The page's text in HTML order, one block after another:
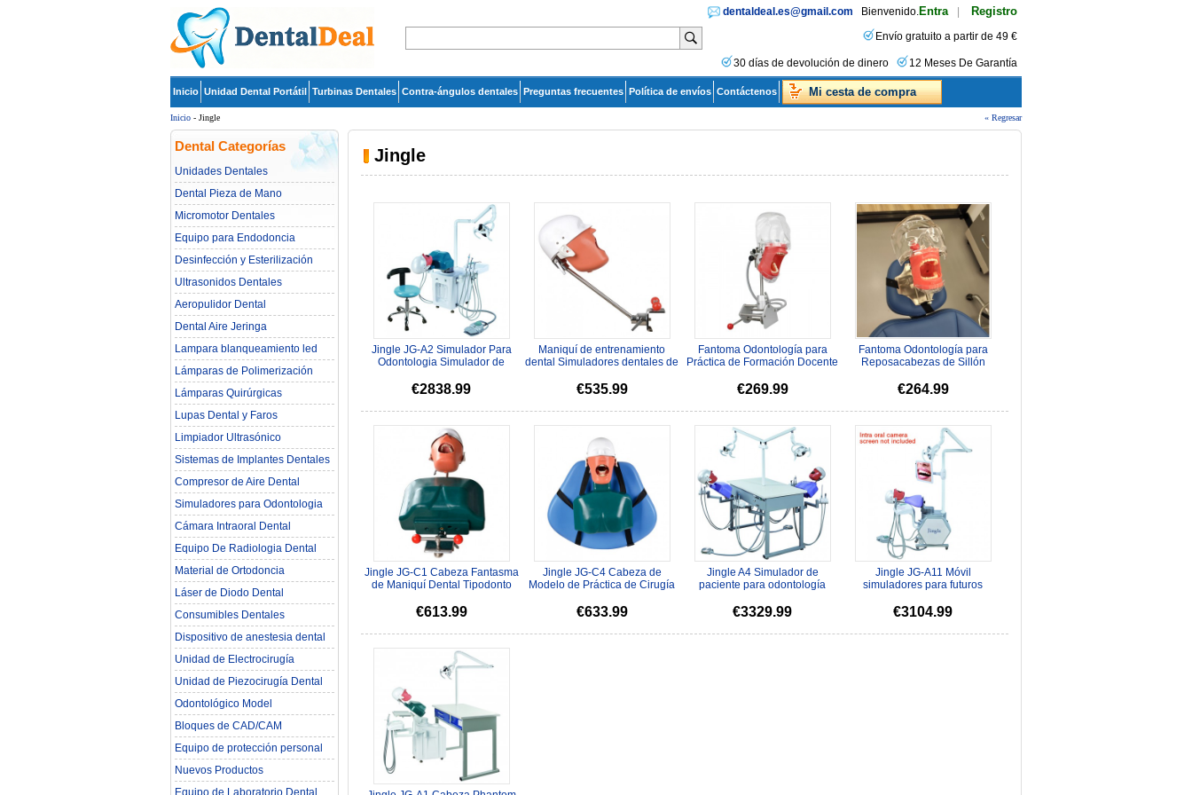
dentaldeal.es@gmail.com Bienvenido.Entra Registro
Envío gratuito a partir de 49 €
30 días de devolución de dinero 12 Meses De Garantía
Inicio Unidad Dental Portátil Turbinas Dentales Contra-ángulos dentales Preguntas frecuentes Política de envíos Contáctenos Mi cesta de compra
Inicio - Jingle « Regresar
Dental Categorías
Unidades Dentales
Dental Pieza de Mano
Micromotor Dentales
Equipo para Endodoncia
Desinfección y Esterilización
Ultrasonidos Dentales
Aeropulidor Dental
Dental Aire Jeringa
Lampara blanqueamiento led
dental
Lámparas de Polimerización
Lámparas Quirúrgicas
Lupas Dental y Faros
Limpiador Ultrasónico
Sistemas de Implantes Dentales
Compresor de Aire Dental
Simuladores para Odontologia
Cámara Intraoral Dental
Equipo De Radiologia Dental‎
Material de Ortodoncia
Láser de Diodo Dental
Consumibles Dentales
Dispositivo de anestesia dental
Unidad de Electrocirugía
Unidad de Piezocirugía Dental
Odontológico Model
Bloques de CAD/CAM
Equipo de protección personal
Nuevos Productos
Equipo de Laboratorio Dental
Jingle
Jingle JG-A2 Simulador Para
Odontologia Simulador de
€2838.99
Maniquí de entrenamiento
dental Simuladores dentales de
€535.99
Fantoma Odontología para
Práctica de Formación Docente
€269.99
Fantoma Odontología para
Reposacabezas de Sillón
con...
€264.99
Jingle JG-C1 Cabeza Fantasma
de Maniquí Dental Tipodonto
€613.99
Jingle JG-C4 Cabeza de
Modelo de Práctica de Cirugía
€633.99
Jingle A4 Simulador de
paciente para odontología
Ens...
€3329.99
Jingle JG-A11 Móvil
simuladores para futuros
de la ...
€3104.99